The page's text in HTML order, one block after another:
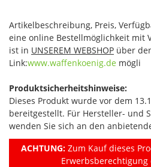
Artikelbeschreibung, Preis,
eine online Bestellmöglichkeit mit
ist in UNSEREM WEBSHOP über
Link:www.waffenkoenig.de mögli
Produktsicherheitshinweise:
Dieses Produkt wurde vor dem
bereitgestellt. Für Hersteller- und
wenden Sie sich an den
ACHTUNG:Zum Kauf dieses